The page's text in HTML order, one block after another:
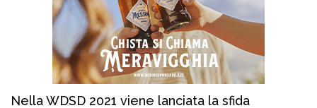
Nella WDSD 2021 viene lanciata la sfida